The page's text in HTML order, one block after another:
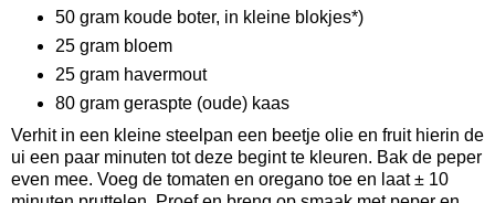
50 gram koude boter, in kleine blokjes*)
25 gram bloem
25 gram havermout
80 gram geraspte (oude) kaas
Verhit in een kleine steelpan een beetje olie en fruit hierin de
ui een paar minuten tot deze begint te kleuren. Bak de peper
even mee. Voeg de tomaten en oregano toe en laat ± 10